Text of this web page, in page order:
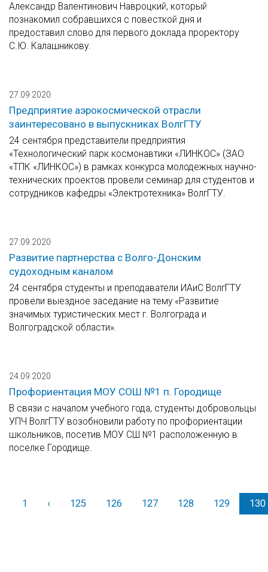
Александр Валентинович Навроцкий, который
познакомил собравшихся с повесткой дня и
предоставил слово для первого доклада проректору
С.Ю. Калашникову.
27.09.2020
Предприятие аэрокосмической отрасли
заинтересовано в выпускниках ВолгГТУ
24 сентября представители предприятия
«Технологический парк космонавтики «ЛИНКОС» (ЗАО
«ТПК «ЛИНКОС») в рамках конкурса молодежных научно-
технических проектов провели семинар для студентов и
сотрудников кафедры «Электротехника» ВолгГТУ.
27.09.2020
Развитие партнерства с Волго-Донским
судоходным каналом
24 сентября студенты и преподаватели ИАиС ВолгГТУ
провели выездное заседание на тему «Развитие
значимых туристических мест г. Волгограда и
Волгоградской области».
24.09.2020
Профориентация МОУ СОШ №1 п. Городище
В связи с началом учебного года, студенты добровольцы
УПЧ ВолгГТУ возобновили работу по профориентации
школьников, посетив МОУ СШ №1 расположенную в
поселке Городище.
1 ‹Назад125 126 127 128 129 130